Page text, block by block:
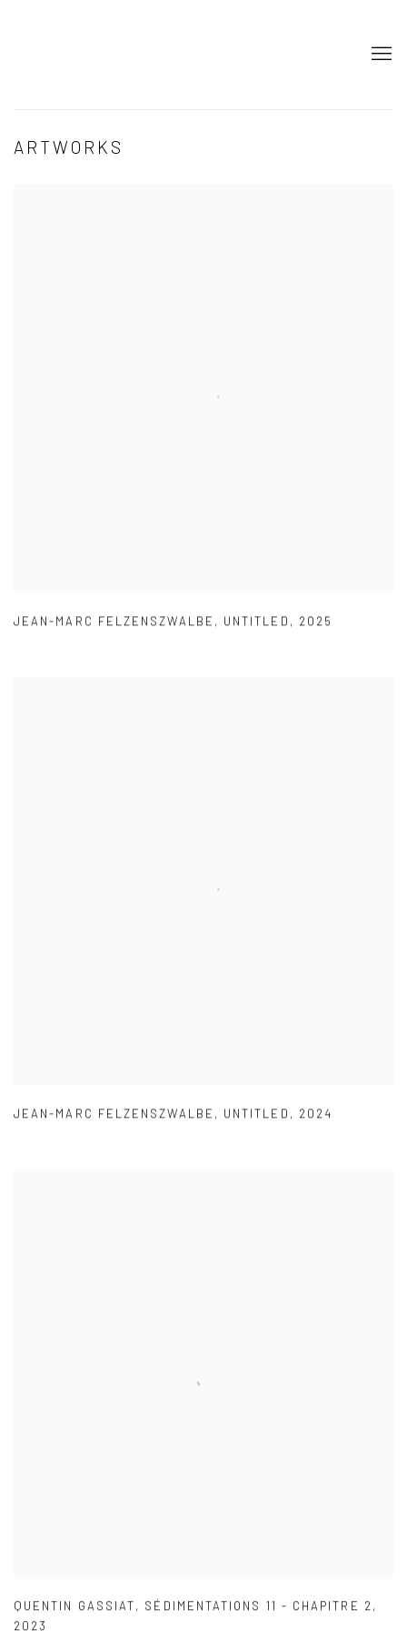
ARTWORKS
JEAN-MARC FELZENSZWALBE , UNTITLED , 2025
JEAN-MARC FELZENSZWALBE , UNTITLED , 2024
QUENTIN GASSIAT, SÉDIMENTATIONS 11 - CHAPITRE 2,
2023